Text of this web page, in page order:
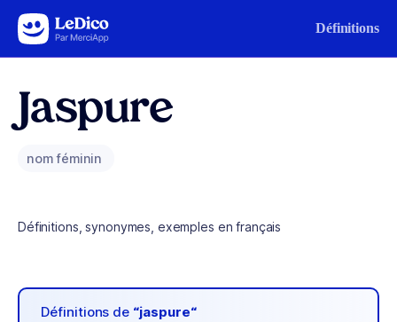
Aller au contenu Définitions
Jaspure
nom féminin
Définitions, synonymes, exemples en français
Définitions de “jaspure“